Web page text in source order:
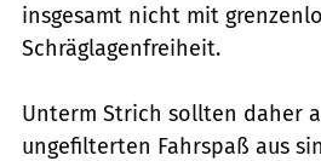
insgesamt nicht mit
Schräglagenfreiheit.
Unterm Strich sollten daher
ungefilterten Fahrspaß aus